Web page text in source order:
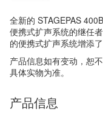
全新的 STAGEPAS
便携式扩声系统的继任
的便携式扩声系统增添
产品信息如有变动，恕
具体实物为准。
产品信息